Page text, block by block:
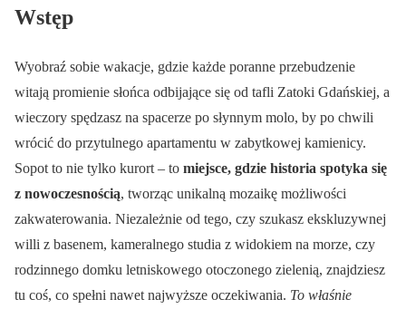
Wstęp
Wyobraź sobie wakacje, gdzie każde poranne przebudzenie
witają promienie słońca odbijające się od tafli Zatoki Gdańskiej, a
wieczory spędzasz na spacerze po słynnym molo, by po chwili
wrócić do przytulnego apartamentu w zabytkowej kamienicy.
Sopot to nie tylko kurort – to miejsce, gdzie historia spotyka się
z nowoczesnością, tworząc unikalną mozaikę możliwości
zakwaterowania. Niezależnie od tego, czy szukasz ekskluzywnej
willi z basenem, kameralnego studia z widokiem na morze, czy
rodzinnego domku letniskowego otoczonego zielenią, znajdziesz
tu coś, co spełni nawet najwyższe oczekiwania. To właśnie